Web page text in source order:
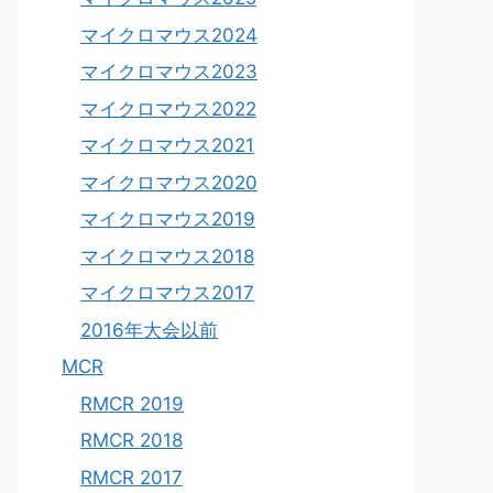
マイクロマウス2024
マイクロマウス2023
マイクロマウス2022
マイクロマウス2021
マイクロマウス2020
マイクロマウス2019
マイクロマウス2018
マイクロマウス2017
2016年大会以前
MCR
RMCR 2019
RMCR 2018
RMCR 2017